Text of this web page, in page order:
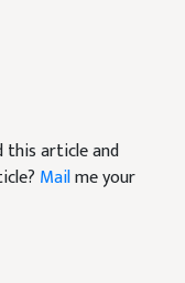
this article and
Mailme your